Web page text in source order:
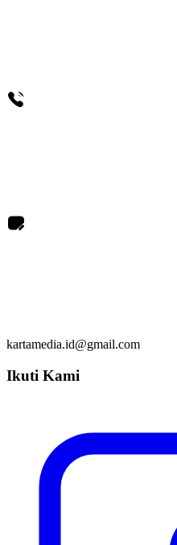
kartamedia.id@gmail.com
Ikuti Kami